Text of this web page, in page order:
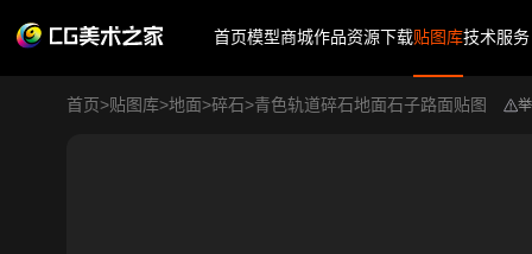
首页模型商城作品资源下载贴图库技术服务
首页>贴图库>地面>碎石>青色轨道碎石地面石子路面贴图